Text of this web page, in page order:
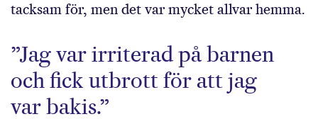
tacksam för, men det var mycket allvar hemma.
”Jag var irriterad på barnen
och fick utbrott för att jag
var bakis.”